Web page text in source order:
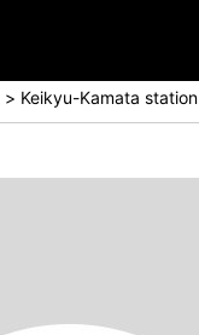
Keikyu-Kamata station